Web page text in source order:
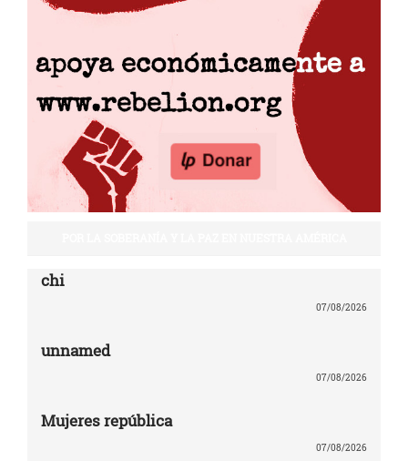
chi
07/08/2026
unnamed
07/08/2026
Mujeres república
07/08/2026